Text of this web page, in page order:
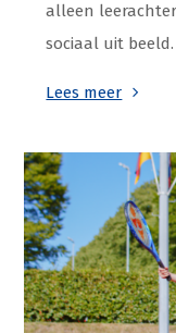
alleen
sociaal uit
Lees meer